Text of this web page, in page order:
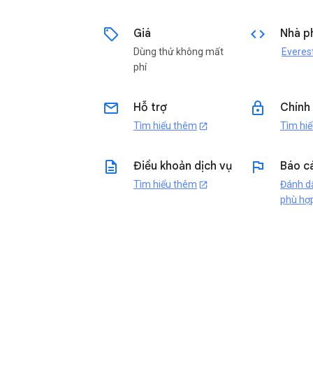
sell Giá
Dùng thử không mất
phí
code Nhà
email Hỗ trợ
Tìm hiểu thêm open_in_new
lock
Tìm
description Điều khoản dịch vụ
Tìm hiểu thêm open_in_new
flag Báo
Đánh
phù